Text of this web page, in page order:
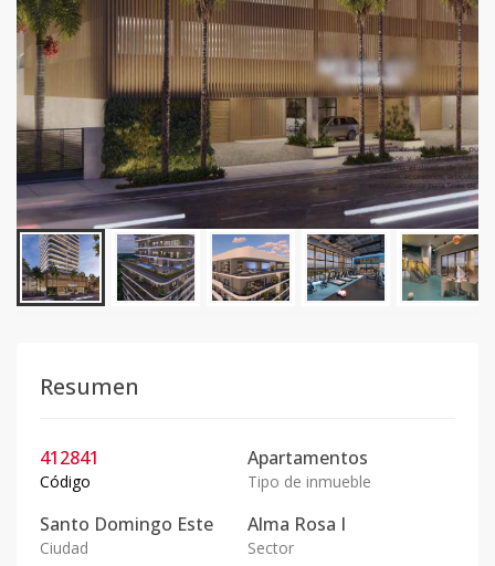
Resumen
412841
Código
Apartamentos
Tipo de inmueble
Santo Domingo Este
Ciudad
Alma Rosa I
Sector